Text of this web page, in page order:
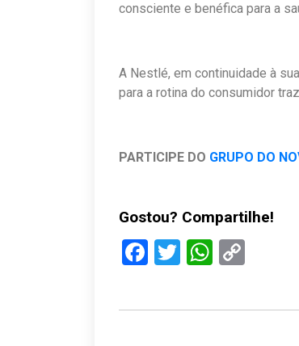
consciente e benéfica para a
A Nestlé, em continuidade à
para a rotina do consumidor
PARTICIPE DO GRUPO DO
Gostou? Compartilhe!
Facebook
Twitter